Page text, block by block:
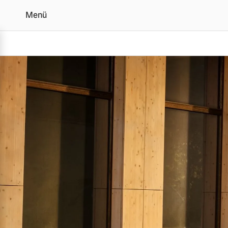
Volvo für
Menü